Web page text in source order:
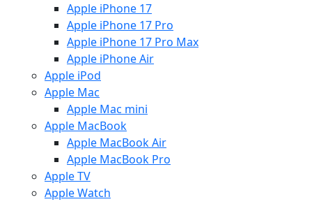
Apple iPhone 17
Apple iPhone 17 Pro
Apple iPhone 17 Pro Max
Apple iPhone Air
Apple iPod
Apple Mac
Apple Mac mini
Apple MacBook
Apple MacBook Air
Apple MacBook Pro
Apple TV
Apple Watch